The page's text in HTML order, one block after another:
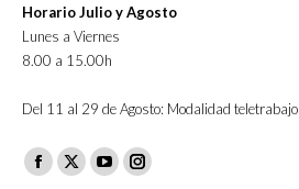
Horario Julio y Agosto
Lunes a Viernes
8.00 a 15.00h
Del 11 al 29 de Agosto: Modalidad teletrabajo
Facebook
X
YouTubeInstagram